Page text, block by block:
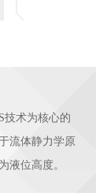
技术为核心的
流体静力学原
液位高度。